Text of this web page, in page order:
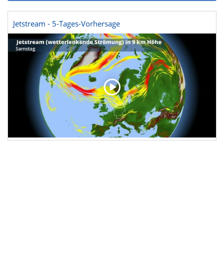
Jetstream - 5-Tages-Vorhersage